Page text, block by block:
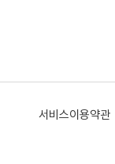
서비스이용약관